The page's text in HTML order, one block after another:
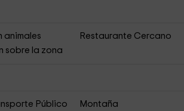
animales
Restaurante Cercano
sobre la zona
Público
Montaña